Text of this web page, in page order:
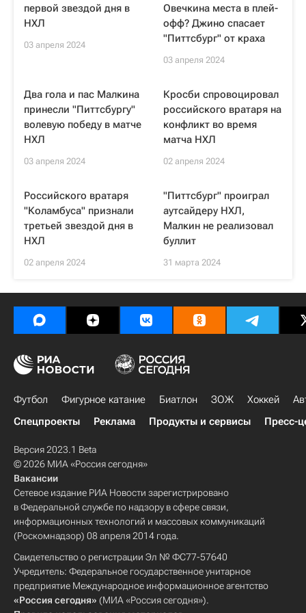
первой звездой дня в
НХЛ
03 апреля 2024
Овечкина места в плей-
офф? Джино спасает
"Питтсбург" от краха
03 апреля 2024
Два гола и пас Малкина
принесли "Питтсбургу"
волевую победу в матче
НХЛ
03 апреля 2024
Кросби спровоцировал
российского вратаря на
конфликт во время
матча НХЛ
02 апреля 2024
Российского вратаря
"Коламбуса" признали
третьей звездой дня в
НХЛ
02 апреля 2024
"Питтсбург" проиграл
аутсайдеру НХЛ,
Малкин не реализовал
буллит
31 марта 2024
Футбол Фигурное катание Биатлон ЗОЖ Хоккей
Спецпроекты
Реклама Продукты и сервисы Пресс-
Версия 2023.1 Beta
© 2026 МИА «Россия сегодня»
Вакансии
Сетевое издание РИА Новости зарегистрировано
в Федеральной службе по надзору в сфере связи,
информационных технологий и массовых коммуникаций
(Роскомнадзор) 08 апреля 2014 года.
Свидетельство о регистрации Эл № ФС77-57640
Учредитель: Федеральное государственное унитарное
предприятие Международное информационное агентство
«Россия сегодня» (МИА «Россия сегодня»).